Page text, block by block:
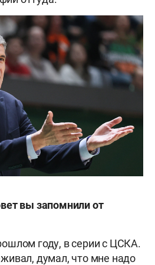
вы запомнили от
году, в серии с ЦСКА.
думал, что мне надо